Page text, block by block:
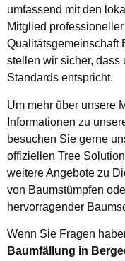
umfassend mit den
Mitglied
Qualitätsgemeinschaft
stellen wir sicher, dass
Standards entspricht.
Um mehr über unsere
Informationen zu
besuchen Sie gerne
offiziellen Tree
weitere Angebote zu
von Baumstümpfen
hervorragender
Wenn Sie Fragen
Baumfällung in